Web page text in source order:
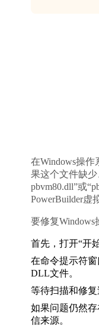
在Windows操作
果这个文件缺
pbvm80.dll”或
PowerBuilder虚
要修复Windows
首先，打开“开
在命令提示符
DLL文件。
等待扫描和修
如果问题仍然存
信来源。